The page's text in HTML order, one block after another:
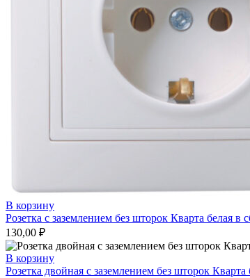
В корзину
Розетка с заземлением без шторок Кварта белая в
130,00 ₽
В корзину
Розетка двойная с заземлением без шторок Кварта